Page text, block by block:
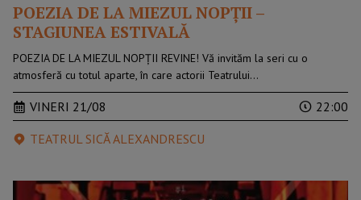
POEZIA DE LA MIEZUL NOPȚII –
STAGIUNEA ESTIVALĂ
POEZIA DE LA MIEZUL NOPȚII REVINE! Vă invităm la seri cu o
atmosferă cu totul aparte, în care actorii Teatrului…
VINERI 21/08
22:00
TEATRUL SICĂ ALEXANDRESCU